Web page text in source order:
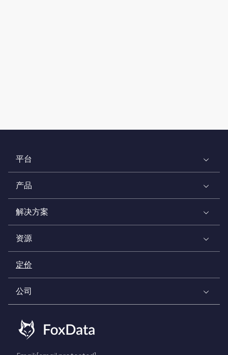
平台
产品
解决方案
资源
定价
公司